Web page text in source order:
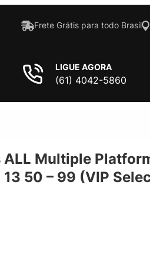
Frete Grátis para todo Brasil
LIGUE AGORA
(61) 4042-5860
Multiple
50 – 99 (VIP